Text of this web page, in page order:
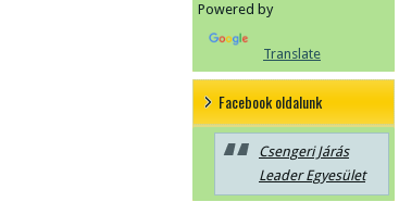
Powered by
Translate
Facebook oldalunk
Csengeri Járás
Leader Egyesület